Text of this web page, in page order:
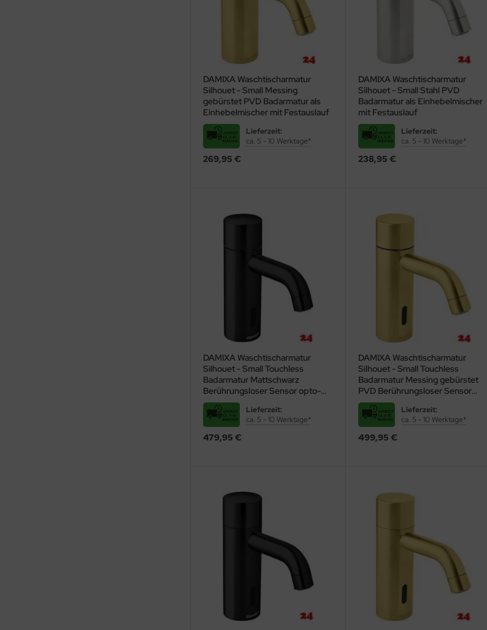
DAMIXA Waschtischarmatur
Silhouet - Small Messing
gebürstet PVD Badarmatur als
Einhebelmischer mit Festauslauf
Lieferzeit:
ca. 5 - 10 Werktage*
269,95 €
DAMIXA Waschtischarmatur
Silhouet - Small Stahl PVD
Badarmatur als Einhebelmischer
mit Festauslauf
Lieferzeit:
ca. 5 - 10 Werktage*
238,95 €
DAMIXA Waschtischarmatur
Silhouet - Small Touchless
Badarmatur Mattschwarz
Berührungsloser Sensor opto-
elektronisch gesteuert
Lieferzeit:
ca. 5 - 10 Werktage*
479,95 €
DAMIXA Waschtischarmatur
Silhouet - Small Touchless
Badarmatur Messing gebürstet
PVD Berührungsloser Sensor
opto-elektronisch gesteuert
Lieferzeit:
ca. 5 - 10 Werktage*
499,95 €